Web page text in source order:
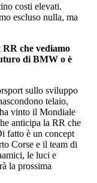
costi elevati.
escluso nulla, ma
che vediamo
di BMW o è
sullo sviluppo
telaio,
vinto il Mondiale
anticipa la RR che
fatto è un concept
Corse e il team di
le luci e
la prossima